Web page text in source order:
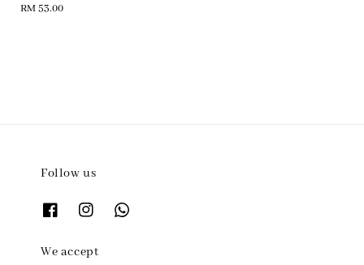
Regular
RM 53.00
Follow us
We accept